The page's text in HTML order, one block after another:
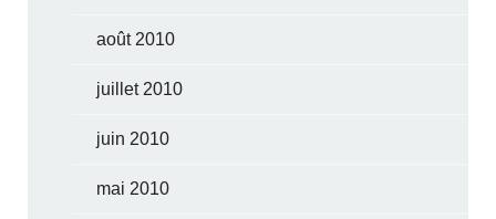
août 2010
juillet 2010
juin 2010
mai 2010